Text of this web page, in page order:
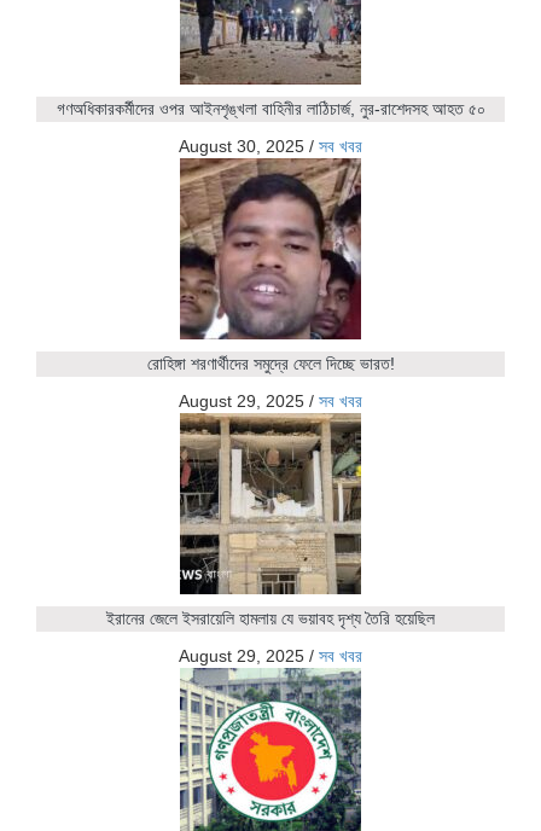
গণঅধিকারকর্মীদের ওপর আইনশৃঙ্খলা বাহিনীর লাঠিচার্জ, নুর-রাশেদসহ আহত ৫০
August 30, 2025 / সব খবর
রোহিঙ্গা শরণার্থীদের সমুদ্রে ফেলে দিচ্ছে ভারত!
August 29, 2025 / সব খবর
ইরানের জেলে ইসরায়েলি হামলায় যে ভয়াবহ দৃশ্য তৈরি হয়েছিল
August 29, 2025 / সব খবর